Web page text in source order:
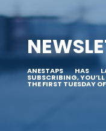
ANESTAPS HAS
SUBSCRIBING,
THE FIRST TUESDAY